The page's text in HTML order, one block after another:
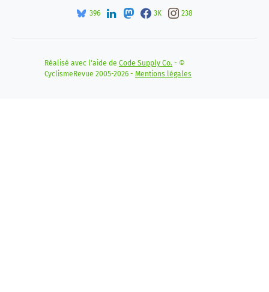
396 3K 238
Réalisé avec l'aide de Code Supply Co. - ©
CyclismeRevue 2005-2026 - Mentions légales